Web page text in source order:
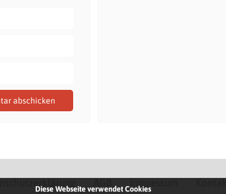
Impressum
Diese Webseite verwendet Cookies